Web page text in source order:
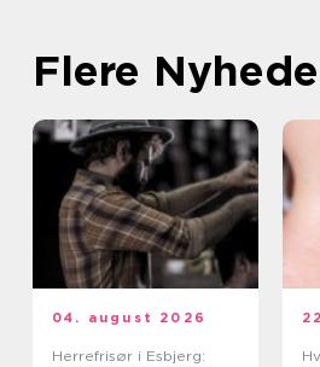
Flere
04. august 2026
Herrefrisør i Esbjerg: